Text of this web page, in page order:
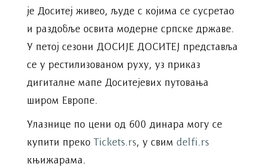
је Доситеј живео, људе с којима се сусретао
и раздобље освита модерне српске државе.
У петој сезони ДОСИЈЕ ДОСИТЕЈ представља
се у рестилизованом руху, уз приказ
дигиталне мапе Доситејевих путовања
широм Европе.
Улазнице по цени од 600 динара могу се
купити преко Tickets.rs, у свим delfi.rs
књижарама.